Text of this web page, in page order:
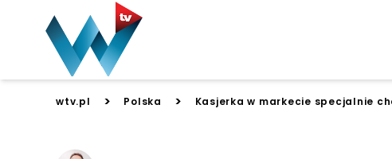
wtv.pl > Polska > Kasjerka w markecie specjalnie